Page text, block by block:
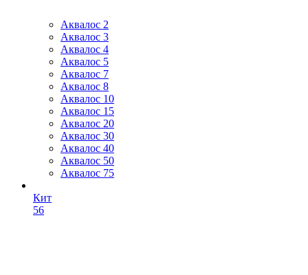
Аквалос 2
Аквалос 3
Аквалос 4
Аквалос 5
Аквалос 7
Аквалос 8
Аквалос 10
Аквалос 15
Аквалос 20
Аквалос 30
Аквалос 40
Аквалос 50
Аквалос 75
Кит
56